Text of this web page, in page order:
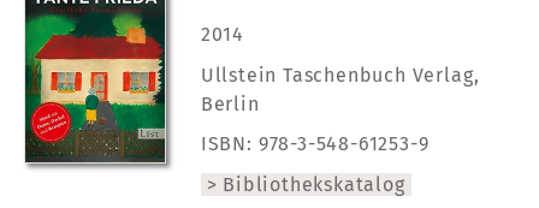
2014
Ullstein Taschenbuch Verlag,
Berlin
ISBN: 978-3-548-61253-9
Bibliothekskatalog